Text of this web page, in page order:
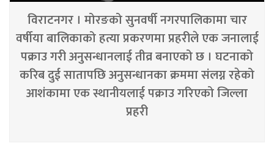
विराटनगर । मोरङको सुनवर्षी नगरपालिकामा चार
वर्षीया बालिकाको हत्या प्रकरणमा प्रहरीले एक जनालाई
पक्राउ गरी अनुसन्धानलाई तीव्र बनाएको छ । घटनाको
करिब दुई सातापछि अनुसन्धानका क्रममा संलग्न रहेको
आशंकामा एक स्थानीयलाई पक्राउ गरिएको जिल्ला
प्रहरी